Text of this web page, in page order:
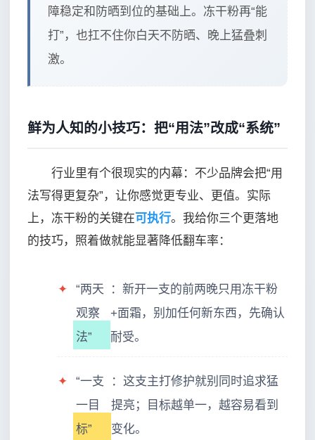
障稳定和防晒到位的基础上。冻干粉再“能
打”，也扛不住你白天不防晒、晚上猛叠刺
激。
鲜为人知的小技巧：把“用法”改成“系统”
行业里有个很现实的内幕：不少品牌会把“用
法写得更复杂”，让你感觉更专业、更值。实际
上，冻干粉的关键在可执行。我给你三个更落地
的技巧，照着做就能显著降低翻车率：
✦
“两天
观察
法”
：新开一支的前两晚只用冻干粉
+面霜，别加任何新东西，先确认
耐受。
✦
“一支
一目
标”
：这支主打修护就别同时追求猛
提亮；目标越单一，越容易看到
变化。